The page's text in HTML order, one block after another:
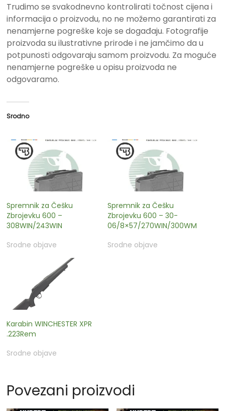
Trudimo se svakodnevno kontrolirati točnost cijena i
informacija o proizvodu, no ne možemo garantirati za
nenamjerne pogreške koje se događaju. Fotografije
proizvoda su ilustrativne prirode i ne jamčimo da u
potpunosti odgovaraju samom proizvodu. Za moguće
nenamjerne pogreške u opisu proizvoda ne
odgovaramo.
Srodno
Spremnik za Češku
Zbrojevku 600 –
308WIN/243WIN
Srodne objave
Spremnik za Češku
Zbrojevku 600 – 30-
06/8×57/270WIN/300WM
Srodne objave
Karabin WINCHESTER XPR
.223Rem
Srodne objave
Povezani proizvodi